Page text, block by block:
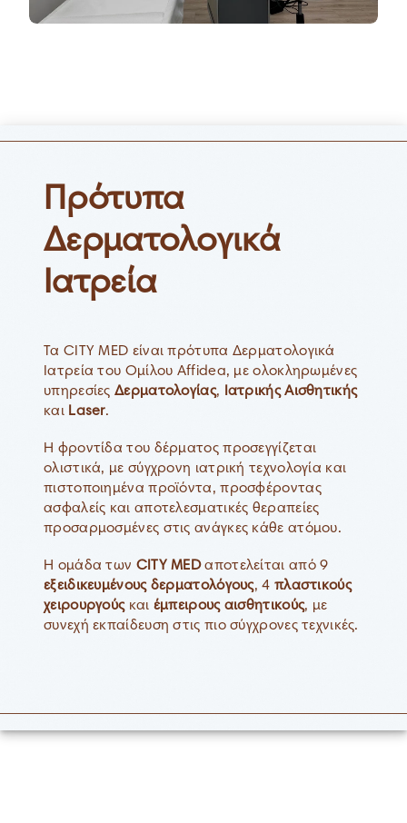
Πρότυπα
Δερματολογικά
Ιατρεία
Τα CITY MED είναι πρότυπα Δερματολογικά
Ιατρεία του Ομίλου Affidea, με ολοκληρωμένες
υπηρεσίεςΔερματολογίας,
Ιατρικής Αισθητικής
και Laser.
Η φροντίδα του δέρματος προσεγγίζεται
ολιστικά, με σύγχρονη ιατρική τεχνολογία και
πιστοποιημένα προϊόντα, προσφέροντας
ασφαλείς και αποτελεσματικές θεραπείες
προσαρμοσμένες στις ανάγκες κάθε ατόμου.
Η ομάδα των CITY MEDαποτελείται από 9
εξειδικευμένους δερματολόγους, 4 πλαστικούς
χειρουργούςκαι έμπειρους αισθητικούς, με
συνεχή εκπαίδευση στις πιο σύγχρονες τεχνικές.